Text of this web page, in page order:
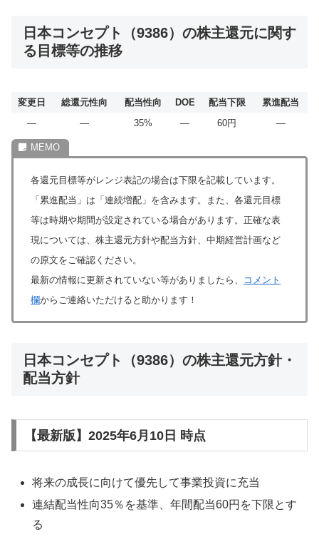
日本コンセプト（9386）の株主還元に関す
る目標等の推移
変更日 総還元性向 配当性向 DOE 配当下限
累進配当
―
― 35% ― 60円 ―
各還元目標等がレンジ表記の場合は下限を記載しています。
「累進配当」は「連続増配」を含みます。また、各還元目標
等は時期や期間が設定されている場合があります。正確な表
現については、株主還元方針や配当方針、中期経営計画など
の原文をご確認ください。
最新の情報に更新されていない等がありましたら、
コメント
欄からご連絡いただけると助かります！
日本コンセプト（9386）の株主還元方針・
配当方針
【最新版】2025年6月10日 時点
将来の成⾧に向けて優先して事業投資に充当
連結配当性向35％を基準、年間配当60円を下限とす
る